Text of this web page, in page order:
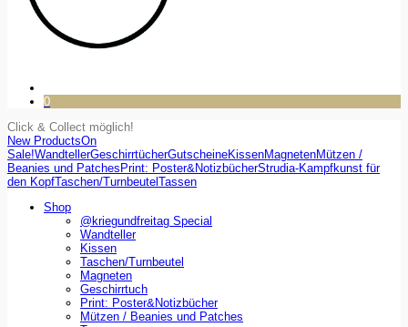
0
Click & Collect möglich!
New ProductsOn
Sale!WandtellerGeschirrtücherGutscheineKissenMagnetenMützen /
Beanies und Patches Print: Poster&NotizbücherStrudia-Kampfkunst für
den KopfTaschen/Turnbeutel Tassen
Shop
@kriegundfreitag Special
Wandteller
Kissen
Taschen/Turnbeutel
Magneten
Geschirrtuch
Print: Poster&Notizbücher
Mützen / Beanies und Patches